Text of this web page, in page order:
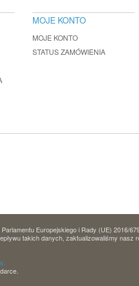
MOJE KONTO
MOJE KONTO
STATUS ZAMÓWIENIA
Europejskiego i Rady (UE) 2016/
takich danych, zaktualizowaliśmy nasz